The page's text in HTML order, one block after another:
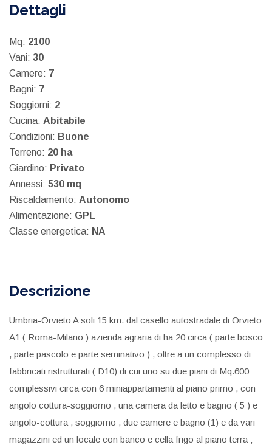
Dettagli
Mq: 2100
Vani: 30
Camere: 7
Bagni: 7
Soggiorni: 2
Cucina: Abitabile
Condizioni: Buone
Terreno: 20 ha
Giardino: Privato
Annessi: 530 mq
Riscaldamento: Autonomo
Alimentazione: GPL
Classe energetica: NA
Descrizione
Umbria-Orvieto A soli 15 km. dal casello autostradale di Orvieto
A1 ( Roma-Milano ) azienda agraria di ha 20 circa ( parte bosco
, parte pascolo e parte seminativo ) , oltre a un complesso di
fabbricati ristrutturati ( D10) di cui uno su due piani di Mq.600
complessivi circa con 6 miniappartamenti al piano primo , con
angolo cottura-soggiorno , una camera da letto e bagno ( 5 ) e
angolo-cottura , soggiorno , due camere e bagno (1) e da vari
magazzini ed un locale con banco e cella frigo al piano terra ;